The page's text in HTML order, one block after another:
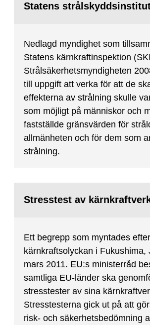
Statens
Nedlagd myndighet som
Statens kärnkraftinspektion
Strålsäkerhetsmyndigheten
till uppgift att verka för att de
effekterna av strålning skulle
som möjligt på människor och
fastställde gränsvärden för
allmänheten och för dem som
strålning.
Stresstest av
Ett begrepp som myntades efter
kärnkraftsolyckan i Fukushima,
mars 2011. EU:s ministerråd
samtliga EU-länder ska
stresstester av sina
Stresstesterna gick ut på att
risk- och säkerhetsbedömning